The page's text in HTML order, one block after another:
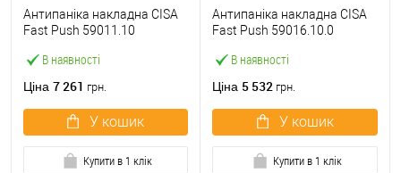
В наявності
Антипаніка накладна CISA
Fast Push 59011.10
штанги
Ціна 7 261 грн.
У кошик
Купити в 1 клік
В наявності
Антипаніка накладна CISA
Fast Push 59016.10.0
штанги
Ціна 5 532 грн.
У кошик
Купити в 1 клік